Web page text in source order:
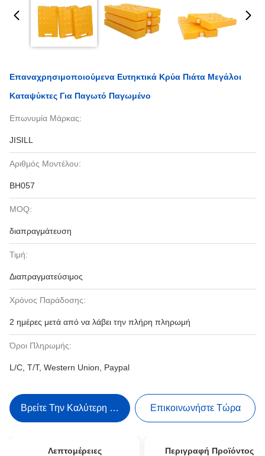
Επαναχρησιμοποιούμενα Ευτηκτικά Κρύα Πιάτα Μεγάλοι
Καταψύκτες Για Παγωτό Παγωμένο
Επωνυμία Μάρκας:
JISILL
Αριθμός Μοντέλου:
BH057
MOQ:
διαπραγμάτευση
Τιμή:
Διαπραγματεύσιμος
Χρόνος Παράδοσης:
2 ημέρες μετά από να λάβει την πλήρη πληρωμή
Όροι Πληρωμής:
L/C, T/T, Western Union, Paypal
Βρείτε Την Καλύτερη Τιμή Επικοινωνήστε Τώρα
Λεπτομέρειες Περιγραφή Προϊόντος